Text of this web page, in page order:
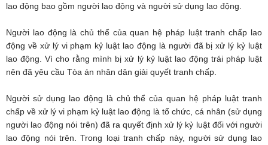
lao động bao gồm người lao động và người sử dụng lao động.
Người lao động là chủ thể của quan hệ pháp luật tranh chấp lao
động về xử lý vi phạm kỷ luật lao động là người đã bị xử lý kỷ luật
lao động. Vì cho rằng mình bị xử lý kỷ luật lao động trái pháp luật
nên đã yêu cầu Tòa án nhân dân giải quyết tranh chấp.
Người sử dụng lao động là chủ thể của quan hệ pháp luật tranh
chấp về xử lý vi phạm kỷ luật lao động là tổ chức, cá nhân (sử dụng
người lao động nói trên) đã ra quyết định xử lý kỷ luật đối với người
lao động nói trên. Trong loại tranh chấp này, người sử dụng lao